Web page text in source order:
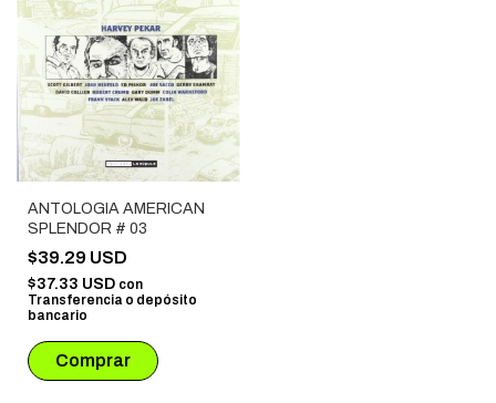
ANTOLOGIA AMERICAN
SPLENDOR # 03
$39.29 USD
$37.33 USD con
Transferencia o depósito
bancario